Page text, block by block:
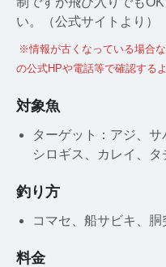
い。（公式サイトより）
※情報が古くなっている場合
の公式HPや電話等で確認する
対象魚
ターゲット：アジ、サ
シロギス、カレイ、
釣り方
コマセ、船サビキ、胴
料金